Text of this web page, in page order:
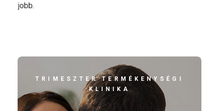
jobb.
TRIMESZTER TERMÉKENYSÉGI
KLINIKA